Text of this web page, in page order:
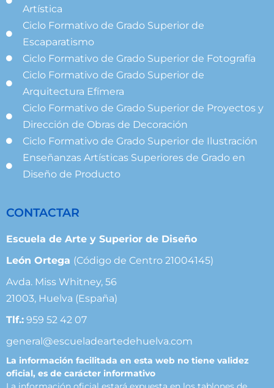
Artística
Ciclo Formativo de Grado Superior de
Escaparatismo
Ciclo Formativo de Grado Superior de Fotografía
Ciclo Formativo de Grado Superior de
Arquitectura Efímera
Ciclo Formativo de Grado Superior de Proyectos y
Dirección de Obras de Decoración
Ciclo Formativo de Grado Superior de Ilustración
Enseñanzas Artísticas Superiores de Grado en
Diseño de Producto
CONTACTAR
Escuela de Arte y Superior de Diseño
León Ortega (Código de Centro 21004145)
Avda. Miss Whitney, 56
21003, Huelva (España)
Tlf.: 959 52 42 07
general@escueladeartedehuelva.com
La información facilitada en esta web no tiene validez
oficial, es de carácter informativo